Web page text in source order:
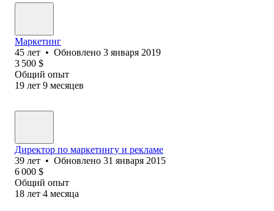
Маркетинг
45 лет • Обновлено 3 января 2019
3 500 $
Общий опыт
19 лет 9 месяцев
Директор по маркетингу и рекламе
39 лет • Обновлено 31 января 2015
6 000 $
Общий опыт
18 лет 4 месяца